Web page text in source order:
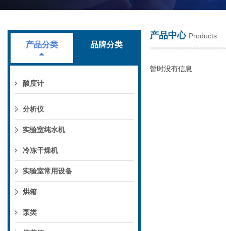
产品分类 品牌分类
酸度计
分析仪
实验室纯水机
冷冻干燥机
实验室常用设备
烘箱
泵类
产品中心 Products
暂时没有信息